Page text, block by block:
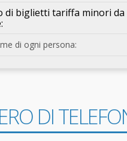
di biglietti tariffa minori da
di ogni persona:
DI